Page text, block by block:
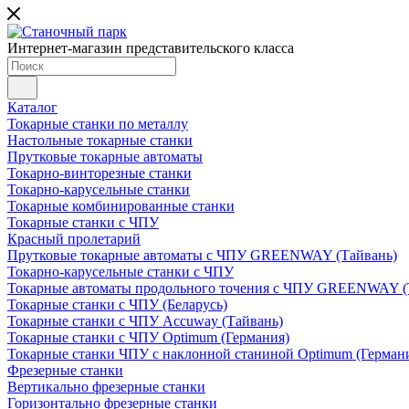
Интернет-магазин представительского класса
Каталог
Токарные станки по металлу
Настольные токарные станки
Прутковые токарные автоматы
Токарно-винторезные станки
Токарно-карусельные станки
Токарные комбинированные станки
Токарные станки с ЧПУ
Красный пролетарий
Прутковые токарные автоматы с ЧПУ GREENWAY (Тайвань)
Токарно-карусельные станки с ЧПУ
Токарные автоматы продольного точения с ЧПУ GREENWAY
Токарные станки с ЧПУ (Беларусь)
Токарные станки с ЧПУ Accuway (Тайвань)
Токарные станки с ЧПУ Optimum (Германия)
Токарные станки ЧПУ с наклонной станиной Optimum
Фрезерные станки
Вертикально фрезерные станки
Горизонтально фрезерные станки